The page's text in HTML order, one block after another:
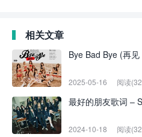
相关文章
Bye Bad Bye (再
2025-05-16 阅读
最好的朋友歌词 –
2024-10-18 阅读